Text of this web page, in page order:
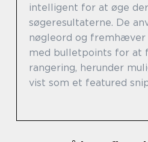
intelligent for at øge
søgeresultaterne. De
nøgleord og
med bulletpoints for at
rangering, herunder
vist som et featured